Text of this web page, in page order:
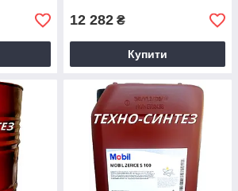
12 282 ₴
Купити